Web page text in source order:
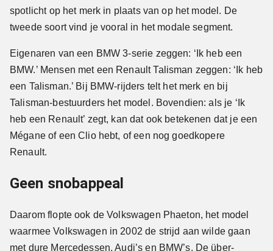
spotlicht op het merk in plaats van op het model. De
tweede soort vind je vooral in het modale segment.
Eigenaren van een BMW 3-serie zeggen: ‘Ik heb een
BMW.’ Mensen met een Renault Talisman zeggen: ‘Ik heb
een Talisman.’ Bij BMW-rijders telt het merk en bij
Talisman-bestuurders het model. Bovendien: als je ‘Ik
heb een Renault’ zegt, kan dat ook betekenen dat je een
Mégane of een Clio hebt, of een nog goedkopere
Renault.
Geen snobappeal
Daarom flopte ook de Volkswagen Phaeton, het model
waarmee Volkswagen in 2002 de strijd aan wilde gaan
met dure Mercedessen, Audi’s en BMW’s. De über-